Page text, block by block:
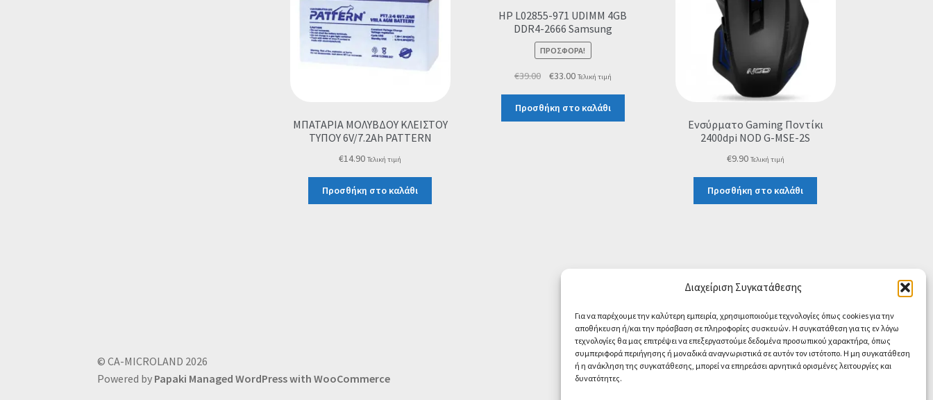
Διαχείριση Συγκατάθεσης
Για να παρέχουμε την καλύτερη εμπειρία, χρησιμοποιούμε τεχνολογίες όπως cookies για την
αποθήκευση ή/και την πρόσβαση σε πληροφορίες συσκευών. Η συγκατάθεση για τις εν λόγω
τεχνολογίες θα μας επιτρέψει να επεξεργαστούμε δεδομένα προσωπικού χαρακτήρα, όπως
συμπεριφορά περιήγησης ή μοναδικά αναγνωριστικά σε αυτόν τον ιστότοπο. Η μη συγκατάθεση
ή η ανάκληση της συγκατάθεσης, μπορεί να επηρεάσει αρνητικά ορισμένες λειτουργίες και
δυνατότητες.
ΜΠΑΤΑΡΙΑ ΜΟΛΥΒΔΟΥ ΚΛΕΙΣΤΟΥ
ΤΥΠΟΥ 6V/7.2Ah PATTERN
€14.90 Τελική τιμή
Προσθήκη στο καλάθι
HP L02855-971 UDIMM 4GB
DDR4-2666 Samsung
ΠΡΟΣΦΟΡΆ!
€39.00
Original
was:
€39.00.
€33.00Η
τιμή
είναι:
Τελική τιμή
Προσθήκη στο καλάθι
Ενσύρματο Gaming Ποντίκι
2400dpi NOD G-MSE-2S
€9.90 Τελική τιμή
Προσθήκη στο καλάθι
© CA-MICROLAND 2026
Powered by Papaki Managed WordPress with WooCommerce